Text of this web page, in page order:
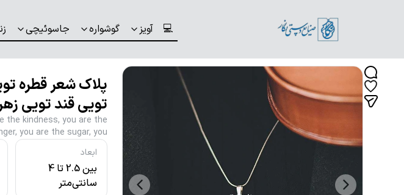
💻 آویز گوشواره جاسوئیچی
پلاک شعر قطره
تویی قند تویی زهر
the kindness, you are the
you are the sugar, you
ابعاد
بین 2.5 تا 4
سانتی‌متر